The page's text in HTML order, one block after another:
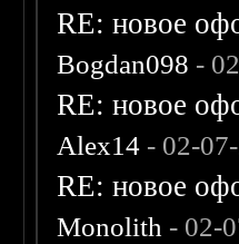
RE: новое
Bogdan098 -
RE: новое
Alex14 - 02-
RE: новое
Monolith - 02-